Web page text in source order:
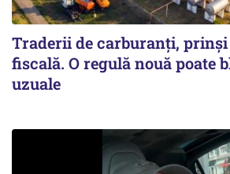
Traderii de carburanți,
fiscală. O regulă nouă poate
uzuale